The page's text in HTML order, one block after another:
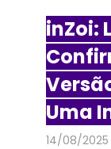
inZoi:
Uma
14/08/2025